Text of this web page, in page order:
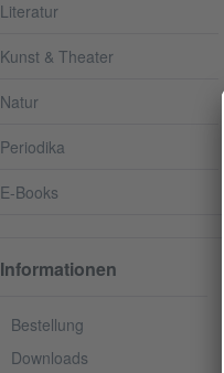
Literatur
Kunst & Theater
Natur
Periodika
E-Books
Informationen
Bestellung
Downloads